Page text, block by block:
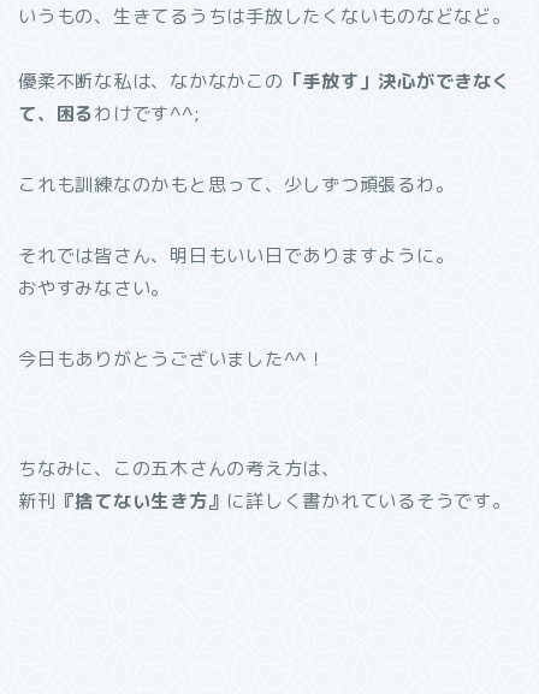
いうもの、生きてるうちは手放したくないものなどなど。
優柔不断な私は、なかなかこの 「手放す」決心ができなく
て、困るわけです^^;
これも訓練なのかもと思って、少しずつ頑張るわ。
それでは皆さん、明日もいい日でありますように。
おやすみなさい。
今日もありがとうございました^^！
ちなみに、この五木さんの考え方は、
新刊 『捨てない生き方』 に詳しく書かれているそうです。